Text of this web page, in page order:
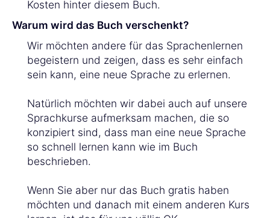
Kosten hinter diesem Buch.
Warum wird das Buch verschenkt?
Wir möchten andere für das Sprachenlernen
begeistern und zeigen, dass es sehr einfach
sein kann, eine neue Sprache zu erlernen.
Natürlich möchten wir dabei auch auf unsere
Sprachkurse aufmerksam machen, die so
konzipiert sind, dass man eine neue Sprache
so schnell lernen kann wie im Buch
beschrieben.
Wenn Sie aber nur das Buch gratis haben
möchten und danach mit einem anderen Kurs